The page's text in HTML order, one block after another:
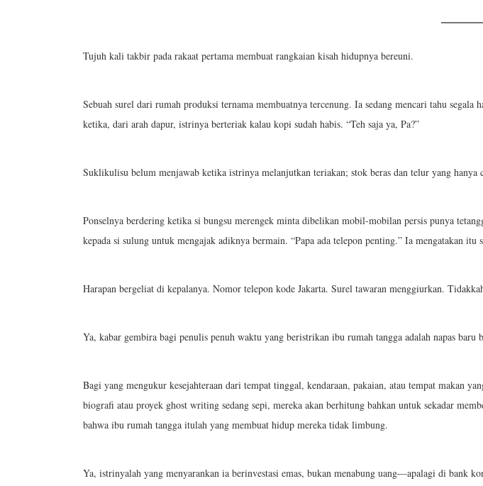
Tujuh kali takbir pada rakaat pertama membuat rangkaian kisah hidupnya bereuni.
Sebuah surel dari rumah produksi ternama membuatnya tercenung. Ia sedang mencari tahu
ketika, dari arah dapur, istrinya berteriak kalau kopi sudah habis. “Teh saja ya, Pa?”
Suklikulisu belum menjawab ketika istrinya melanjutkan teriakan; stok beras dan telur yang hanya
Ponselnya berdering ketika si bungsu merengek minta dibelikan mobil-mobilan persis punya
kepada si sulung untuk mengajak adiknya bermain. “Papa ada telepon penting.” Ia mengatakan itu
Harapan bergeliat di kepalanya. Nomor telepon kode Jakarta. Surel tawaran menggiurkan.
Ya, kabar gembira bagi penulis penuh waktu yang beristrikan ibu rumah tangga adalah napas
Bagi yang mengukur kesejahteraan dari tempat tinggal, kendaraan, pakaian, atau tempat makan
biografi atau proyek ghost writing sedang sepi, mereka akan berhitung bahkan untuk sekadar
bahwa ibu rumah tangga itulah yang membuat hidup mereka tidak limbung.
Ya, istrinyalah yang menyarankan ia berinvestasi emas, bukan menabung uang—apalagi di bank